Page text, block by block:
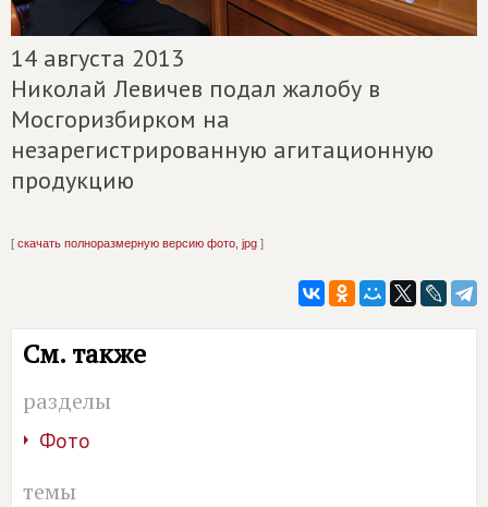
14 августа 2013
Николай Левичев подал жалобу в
Мосгоризбирком на
незарегистрированную агитационную
продукцию
[ скачать полноразмерную версию фото, jpg ]
См. также
разделы
Фото
темы